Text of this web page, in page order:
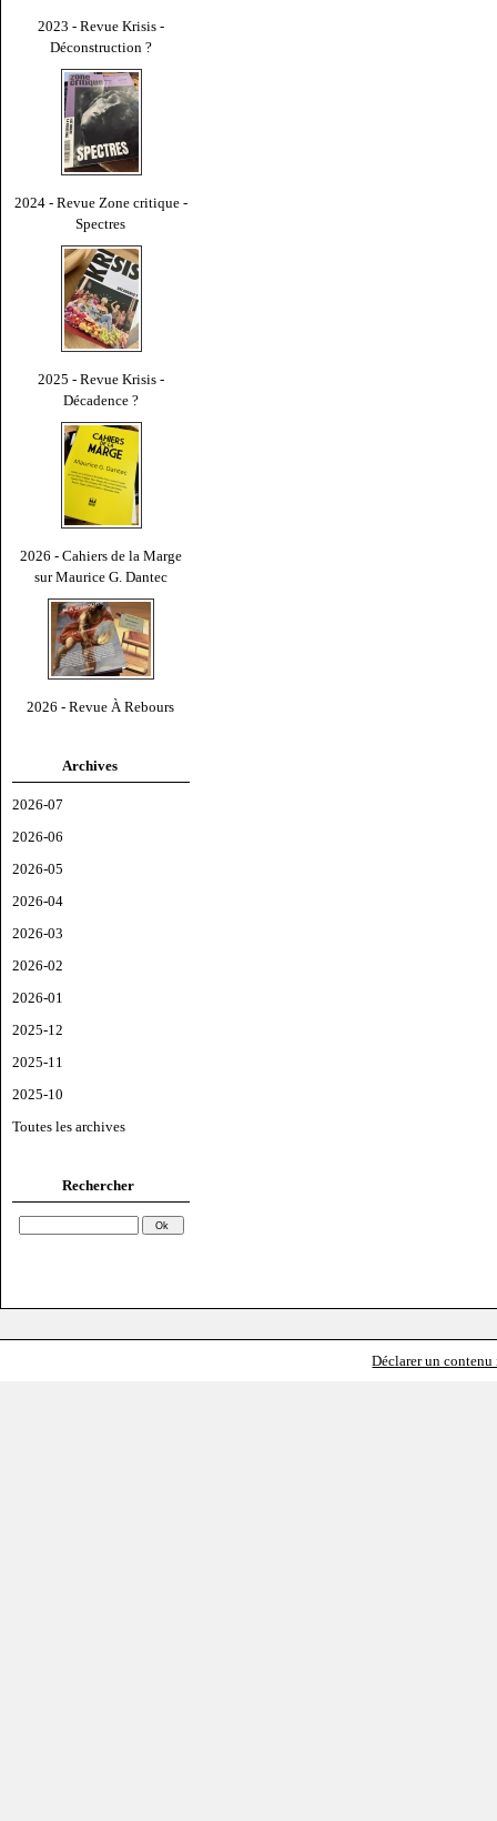
2023 - Revue Krisis -
Déconstruction ?
2024 - Revue Zone critique -
Spectres
2025 - Revue Krisis -
Décadence ?
2026 - Cahiers de la Marge
sur Maurice G. Dantec
2026 - Revue À Rebours
Archives
2026-07
2026-06
2026-05
2026-04
2026-03
2026-02
2026-01
2025-12
2025-11
2025-10
Toutes les archives
Rechercher
Déclarer un